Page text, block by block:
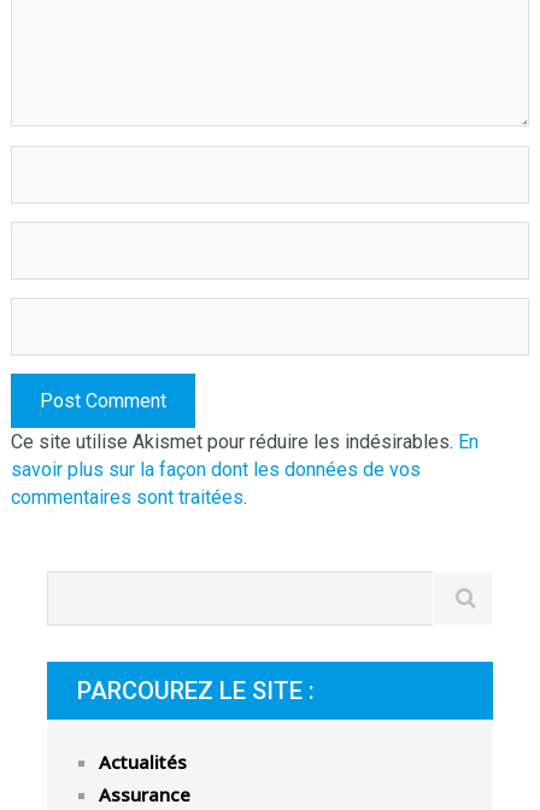
Ce site utilise Akismet pour réduire les indésirables. En
savoir plus sur la façon dont les données de vos
commentaires sont traitées.
PARCOUREZ LE SITE :
Actualités
Assurance